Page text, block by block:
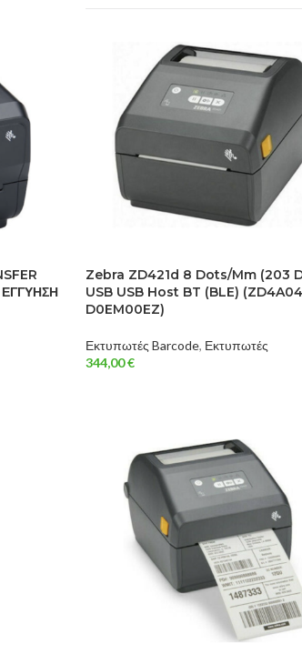
Zebra ZD421d 8 Dots/mm (203
USB USB Host BT (BLE)
D0EM00EZ)
Εκτυπωτές Barcode, Εκτυπωτές
344,00€